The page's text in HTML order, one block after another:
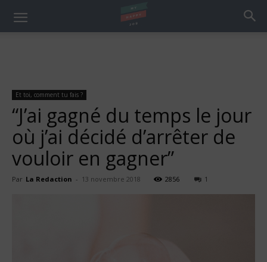
Et toi, comment tu fais ?
“J’ai gagné du temps le jour
où j’ai décidé d’arrêter de
vouloir en gagner”
Par La Redaction - 13 novembre 2018 2856 1